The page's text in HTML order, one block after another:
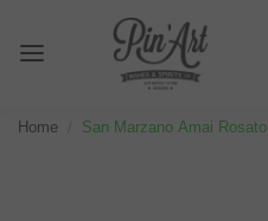
Home San Marzano Amai Rosato